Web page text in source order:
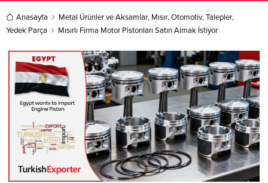
Anasayfa Metal Ürünler ve Aksamlar, Mısır,Otomotiv,Talepler,
Yedek Parça
Mısırlı Firma Motor Pistonları Satın Almak İstiyor